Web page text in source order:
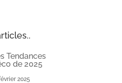
Tendances
de 2025
2025